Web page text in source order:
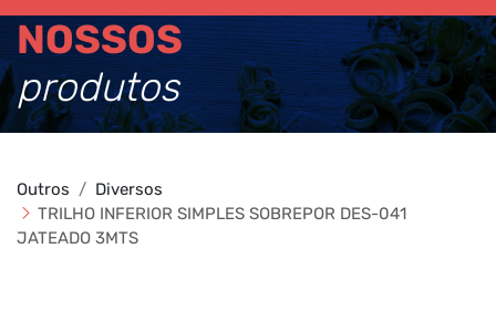
NOSSOS
produtos
Outros
Diversos
TRILHO INFERIOR SIMPLES SOBREPOR DES-041
JATEADO 3MTS